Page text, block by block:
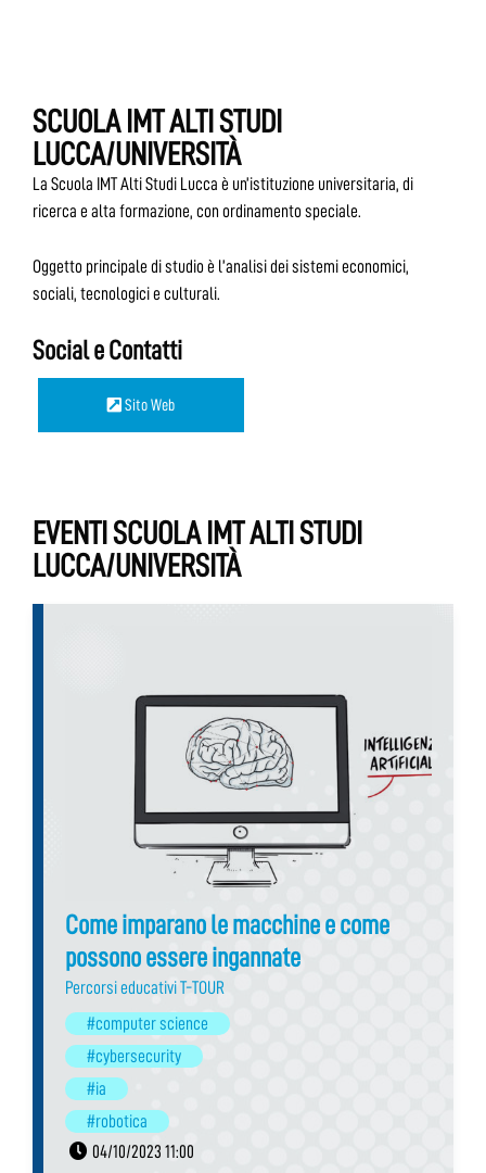
SCUOLA IMT ALTI STUDI
LUCCA/UNIVERSITÀ
La Scuola IMT Alti Studi Lucca è un’istituzione universitaria, di
ricerca e alta formazione, con ordinamento speciale.
Oggetto principale di studio è l’analisi dei sistemi economici,
sociali, tecnologici e culturali.
Social e Contatti
Sito Web
EVENTI SCUOLA IMT ALTI STUDI
LUCCA/UNIVERSITÀ
Come imparano le macchine e come
possono essere ingannate
Percorsi educativi T-TOUR
#computer science
#cybersecurity
#ia
#robotica
04/10/2023 11:00